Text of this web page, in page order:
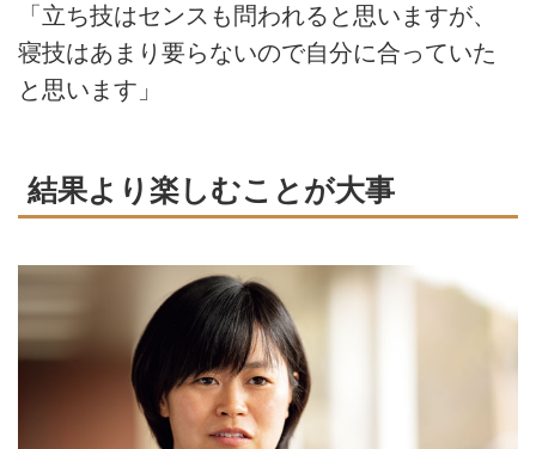
「立ち技はセンスも問われると思いますが、
寝技はあまり要らないので自分に合っていた
と思います」
結果より楽しむことが大事